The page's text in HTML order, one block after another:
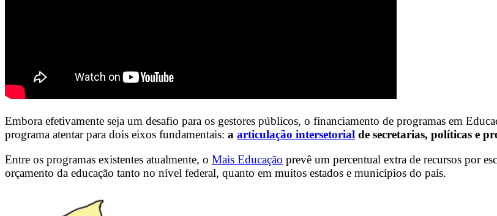
Embora efetivamente seja um desafio para os gestores públicos, o financiamento de programas em
programa atentar para dois eixos fundamentais: a articulação intersetorial de secretarias, políticas e
Entre os programas existentes atualmente, o Mais Educação prevê um percentual extra de recursos por
orçamento da educação tanto no nível federal, quanto em muitos estados e municípios do país.